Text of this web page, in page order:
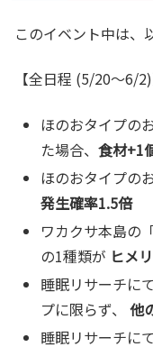
このイベント中は、
【全日程 (5/20～6/2)
ほのおタイプの
た場合、食材+1
ほのおタイプの
発生確率1.5倍
ワカクサ本島の
の1種類が ヒメ
睡眠リサーチに
プに限らず、他
睡眠リサーチに